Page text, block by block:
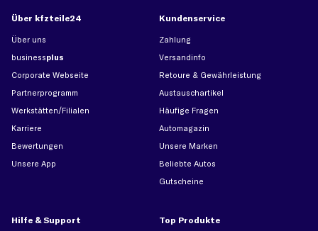
Über kfzteile24
Über uns
businessplus
Corporate Webseite
Partnerprogramm
Werkstätten/Filialen
Karriere
Bewertungen
Unsere App
Kundenservice
Zahlung
Versandinfo
Retoure & Gewährleistung
Austauschartikel
Häufige Fragen
Automagazin
Unsere Marken
Beliebte Autos
Gutscheine
Hilfe & Support Top Produkte